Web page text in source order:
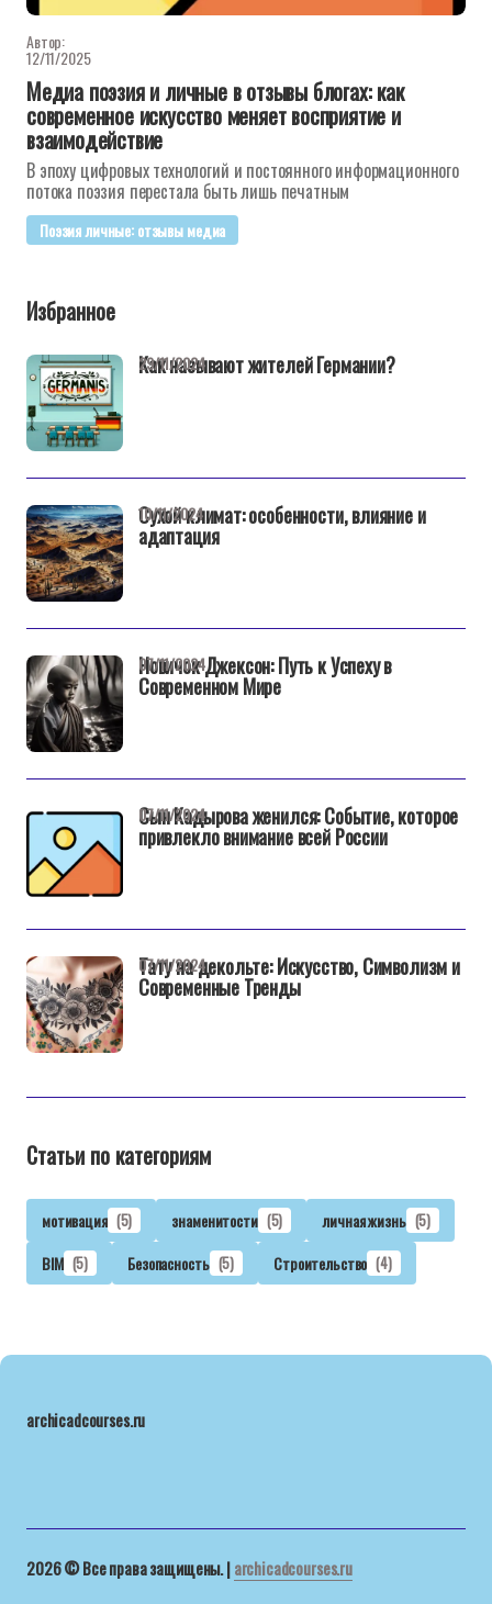
Автор:
12/11/2025
Медиа поэзия и личные в отзывы блогах: как
современное искусство меняет восприятие и
взаимодействие
В эпоху цифровых технологий и постоянного информационного
потока поэзия перестала быть лишь печатным
Поэзия личные: отзывы медиа
Избранное
Как называют жителей Германии?
29/11/2024
Сухой климат: особенности, влияние и
адаптация
10/11/2024
Новичок Джексон: Путь к Успеху в
Современном Мире
07/11/2024
Сын Кадырова женился: Событие, которое
привлекло внимание всей России
07/11/2024
Тату на декольте: Искусство, Символизм и
Современные Тренды
07/11/2024
Статьи по категориям
мотивация (5) знаменитости (5) личная жизнь (5)
BIM (5) Безопасность (5) Строительство (4)
archicadcourses.ru
2026 © Все права защищены. |archicadcourses.ru